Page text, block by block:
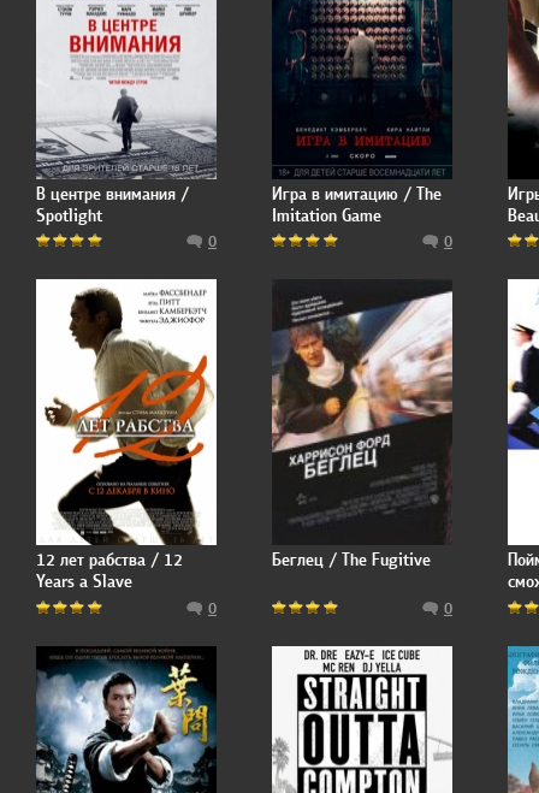
В центре внимания /
Spotlight
0
Игра в имитацию / The
Imitation Game
0
12 лет рабства / 12
Years a Slave
0
Беглец / The Fugitive
0
You